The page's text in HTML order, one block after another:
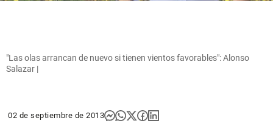
"Las olas arrancan de nuevo si tienen vientos favorables": Alonso
Salazar |
02 de septiembre de 2013